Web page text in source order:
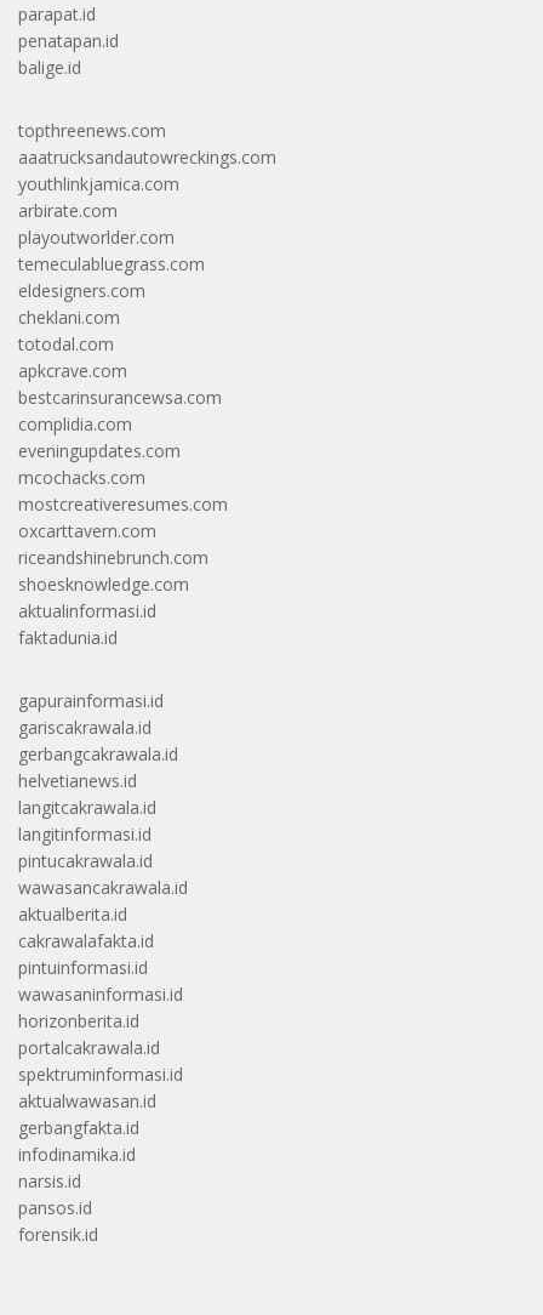
parapat.id
penatapan.id
balige.id
topthreenews.com
aaatrucksandautowreckings.com
youthlinkjamica.com
arbirate.com
playoutworlder.com
temeculabluegrass.com
eldesigners.com
cheklani.com
totodal.com
apkcrave.com
bestcarinsurancewsa.com
complidia.com
eveningupdates.com
mcochacks.com
mostcreativeresumes.com
oxcarttavern.com
riceandshinebrunch.com
shoesknowledge.com
aktualinformasi.id
faktadunia.id
gapurainformasi.id
gariscakrawala.id
gerbangcakrawala.id
helvetianews.id
langitcakrawala.id
langitinformasi.id
pintucakrawala.id
wawasancakrawala.id
aktualberita.id
cakrawalafakta.id
pintuinformasi.id
wawasaninformasi.id
horizonberita.id
portalcakrawala.id
spektruminformasi.id
aktualwawasan.id
gerbangfakta.id
infodinamika.id
narsis.id
pansos.id
forensik.id